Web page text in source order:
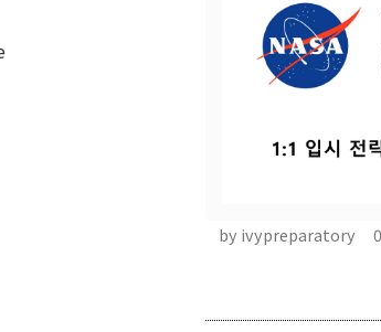
by ivypreparatory